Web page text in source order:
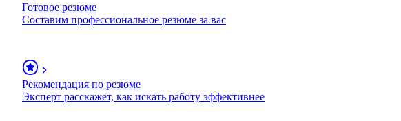
Готовое резюме
Составим профессиональное резюме за вас
Рекомендация по резюме
Эксперт расскажет, как искать работу эффективнее